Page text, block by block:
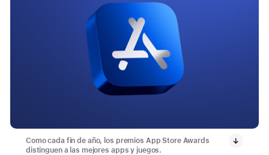
Como cada fin de año, los premios App Store Awards
distinguen a las mejores apps y juegos.